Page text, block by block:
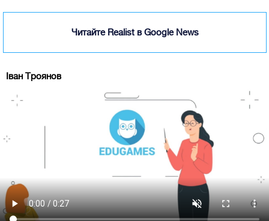
Читайте Realist в Google News
Іван Троянов